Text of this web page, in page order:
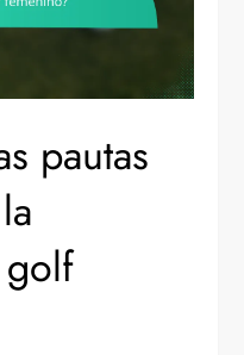
pautas
golf